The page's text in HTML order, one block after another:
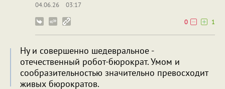
04.06.26
03:17
0
1
Ну и совершенно шедевральное -
отечественный робот-бюрократ. Умом и
сообразительностью значительно превосходит
живых бюрократов.